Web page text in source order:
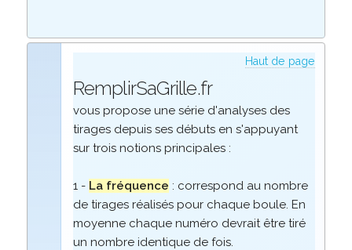
Haut de page
RemplirSaGrille.fr
vous propose une série d'analyses des
tirages depuis ses débuts en s'appuyant
sur trois notions principales :
1 - La fréquence : correspond au nombre
de tirages réalisés pour chaque boule. En
moyenne chaque numéro devrait être tiré
un nombre identique de fois.